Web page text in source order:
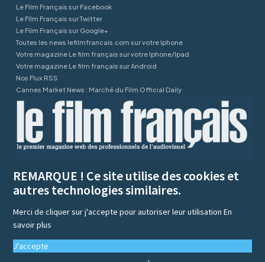
Le Film Français sur Facebook
Le Film Français sur Twitter
Le Film Français sur Google+
Toutes les news lefilmfrancais.com sur votre Iphone
Votre magazine Le film français sur votre Iphone/Ipad
Votre magazine Le film français sur Android
Nos Flux RSS
Cannes Market News : Marché du Film Official Daily
REMARQUE ! Ce site utilise des cookies et
autres technologies similaires.
Merci de cliquer sur j'accepte pour autoriser leur utilisationEn
savoir plus
J'accepte